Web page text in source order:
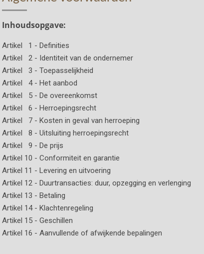
Inhoudsopgave:
Artikel 1 - Definities
Artikel 2 - Identiteit van de ondernemer
Artikel 3 - Toepasselijkheid
Artikel 4 - Het aanbod
Artikel 5 - De overeenkomst
Artikel 6 - Herroepingsrecht
Artikel 7 - Kosten in geval van herroeping
Artikel 8 - Uitsluiting herroepingsrecht
Artikel 9 - De prijs
Artikel 10 - Conformiteit en garantie
Artikel 11 - Levering en uitvoering
Artikel 12 - Duurtransacties: duur, opzegging en verlenging
Artikel 13 - Betaling
Artikel 14 - Klachtenregeling
Artikel 15 - Geschillen
Artikel 16 - Aanvullende of afwijkende bepalingen